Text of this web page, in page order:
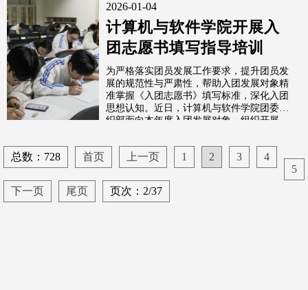
2026-01-04
计算机与软件学院开展入
团志愿书填写指导培训
为严格落实团员发展工作要求，提升团员发
展的规范性与严肃性，帮助入团发展对象精
准掌握《入团志愿书》填写标准，深化入团
思想认知。近日，计算机与软件学院团委组
织部面向本年度入团发展对象，组织开展
总数：728 首页 上一页 1 2 3
4
5
下一页
尾页 页次：2/37